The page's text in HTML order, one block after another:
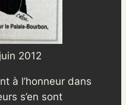
2012
à l’honneur dans
s’en sont